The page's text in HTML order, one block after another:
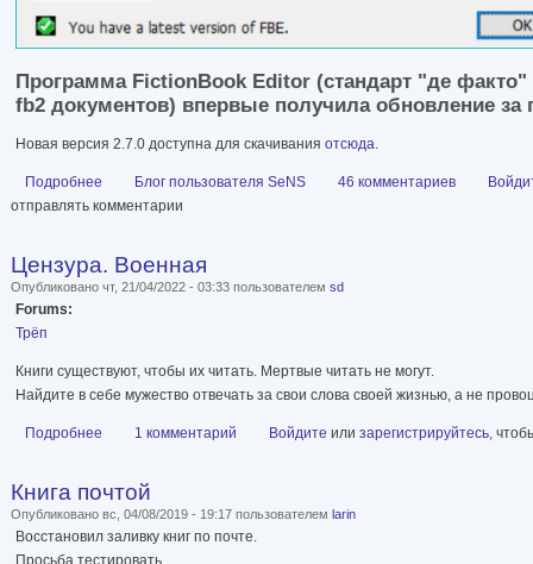
Программа FictionBook Editor (стандарт "де
fb2 документов) впервые получила обновление за
Новая версия 2.7.0 доступна для скачивания отсюда.
Подробнее о Обновление FictionBook Editor
Блог пользователя SeNS 46 комментариев
отправлять комментарии
Цензура. Военная
Опубликовано чт, 21/04/2022 - 03:33 пользователем sd
Forums:
Трёп
Книги существуют, чтобы их читать. Мертвые читать не могут.
Найдите в себе мужество отвечать за свои слова своей жизнью, а не
Подробнее о Цензура. Военная
1 комментарий Войдите или зарегистрируйтесь,
Книга почтой
Опубликовано вс, 04/08/2019 - 19:17 пользователем larin
Восстановил заливку книг по почте.
Просьба тестировать.